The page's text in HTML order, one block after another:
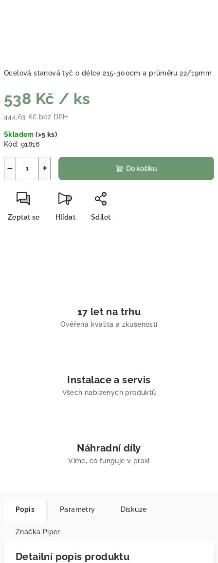
Ocelová stanová tyč o délce 215-300cm a průměru 22/19mm
538 Kč / ks
444,63 Kč bez DPH
Skladem(>5 ks)
Kód: 91816
+
− Do košíku
Zeptat se Hlídat Sdílet
17 let na trhu
Ověřená kvalita a zkušenosti
Instalace a servis
Všech nabízených produktů
Náhradní díly
Víme, co funguje v praxi
Popis Parametry Diskuze
Značka Piper
Detailní popis produktu